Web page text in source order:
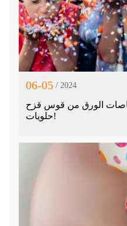
06-05 / 2024
الورق من قوس قزح
حلويات!